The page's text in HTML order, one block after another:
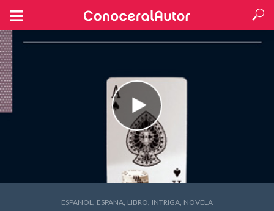
ESPAÑOL, ESPAÑA, LIBRO, INTRIGA, NOVELA